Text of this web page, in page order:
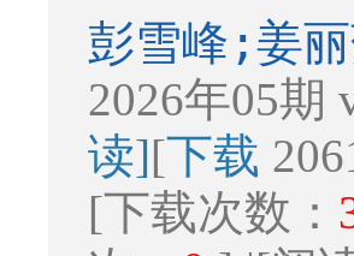
彭雪峰;姜
2026年05期
读][下载
[下载次数：